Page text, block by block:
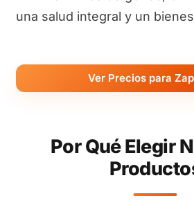
una salud integral y un
Ver Precios para
Por Qué Elegir